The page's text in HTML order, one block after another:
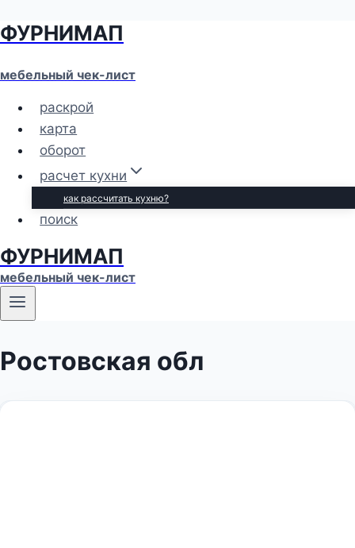
Перейти
содержимому
ФУРНИМАП
мебельный чек-лист
раскрой
карта
оборот
расчет кухни
как рассчитать кухню?
поиск
ФУРНИМАП
мебельный чек-лист
Ростовская обл